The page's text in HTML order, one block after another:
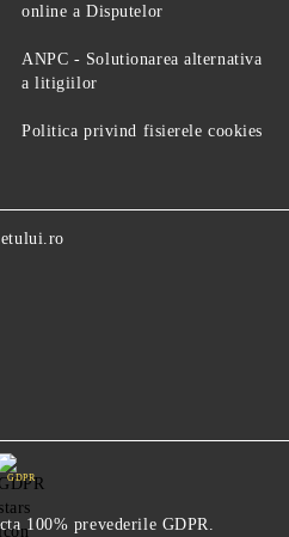
online a Disputelor
ANPC - Solutionarea alternativa
a litigiilor
Politica privind fisierele cookies
GDPR
100% prevederile GDPR.